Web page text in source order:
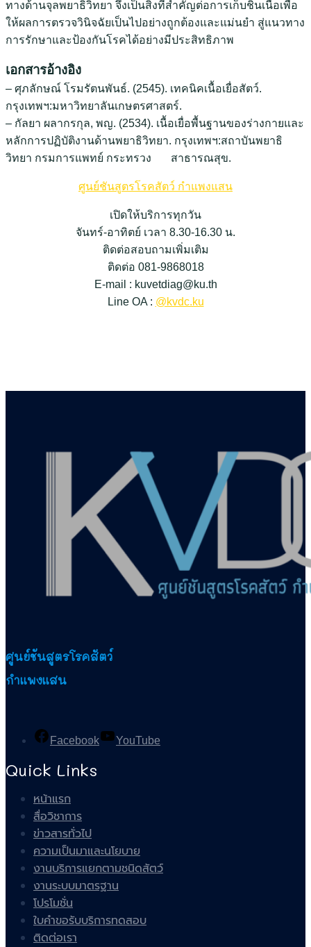
ทางด้านจุลพยาธิวิทยา จึงเป็นสิ่งที่สำคัญต่อการเก็บชิ้นเนื้อเพื่อ
ให้ผลการตรวจวินิจฉัยเป็นไปอย่างถูกต้องและแม่นยำ สู่แนวทาง
การรักษาและป้องกันโรคได้อย่างมีประสิทธิภาพ
เอกสารอ้างอิง
– ศุภลักษณ์ โรมรัตนพันธ์. (2545). เทคนิคเนื้อเยื่อสัตว์.
กรุงเทพฯ:มหาวิทยาลันเกษตรศาสตร์.
– กัลยา ผลากรกุล, พญ. (2534). เนื้อเยื่อพื้นฐานของร่างกายและ
หลักการปฏิบัติงานด้านพยาธิวิทยา. กรุงเทพฯ:สถาบันพยาธิ
วิทยา กรมการแพทย์ กระทรวง สาธารณสุข.
ศูนย์ชันสูตรโรคสัตว์ กำแพงแสน
เปิดให้บริการทุกวัน
จันทร์-อาทิตย์ เวลา 8.30-16.30 น.
ติดต่อสอบถามเพิ่มเติม
ติดต่อ 081-9868018
E-mail : kuvetdiag@ku.th
Line OA : @kvdc.ku
ศูนย์ชันสูตรโรคสัตว์
กำแพงแสน
Facebook YouTube
Quick Links
หน้าแรก
สื่อวิชาการ
ข่าวสารทั่วไป
ความเป็นมาและนโยบาย
งานบริการแยกตามชนิดสัตว์
งานระบบมาตรฐาน
โปรโมชั่น
ใบคำขอรับบริการทดสอบ
ติดต่อเรา